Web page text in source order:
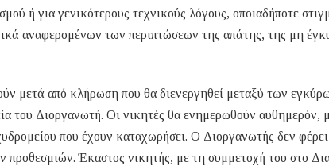
ή για γενικότερους τεχνικούς λόγους, οποιαδήποτε
αναφερομένων των περιπτώσεων της απάτης, της μη
μετά από κλήρωση που θα διενεργηθεί μεταξύ των
του Διοργανωτή. Οι νικητές θα ενημερωθούν
που έχουν καταχωρήσει. Ο Διοργανωτής δεν
Έκαστος νικητής, με τη συμμετοχή του στο